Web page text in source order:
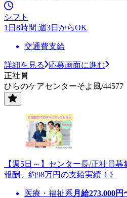
シフト
1日8時間 週3日からOK
交通費支給
詳細を見る
応募画面に進む
正社員
ひらのケアセンターそよ風/44577
【週5日～】センター長/正社員
報酬、約98万円の支給実績！》
医療・福祉系 月給273,000円